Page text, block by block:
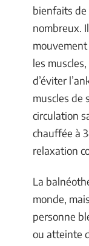
bienfaits de
nombreux.
les
d’éviter
muscles de
circulation
chauffée à
relaxation
La
monde,
personne
ou atteinte